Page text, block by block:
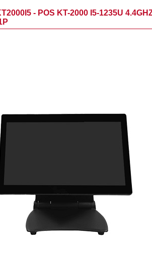
- POS KT-2000 I5-1235U